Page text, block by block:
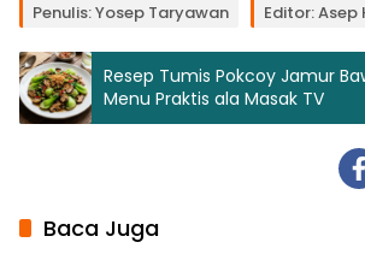
Penulis: Yosep Taryawan Editor:
Resep Tumis Pokcoy Jamur
Menu Praktis ala Masak TV
Baca Juga